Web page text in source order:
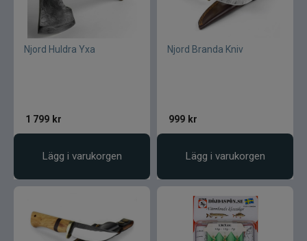
Njord Huldra Yxa
1 799 kr
Lägg i varukorgen
Njord Branda Kniv
999 kr
Lägg i varukorgen